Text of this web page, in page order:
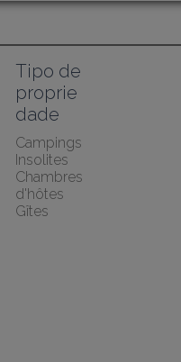
Tipo de
proprie
dade
Campings
Insolites
Chambres
d'hôtes
Gîtes